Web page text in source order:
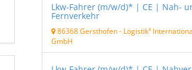
Lkw-Fahrer (m/w/d)* | CE | Nah-
Fernverkehr
86368 Gersthofen - Logistik³
GmbH